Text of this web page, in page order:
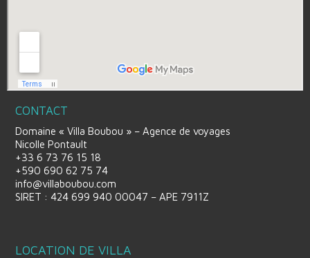
CONTACT
Domaine « Villa Boubou » – Agence de voyages
Nicolle Pontault
+33 6 73 76 15 18
+590 690 62 75 74
info@villaboubou.com
SIRET : 424 699 940 00047 – APE 7911Z
LOCATION DE VILLA